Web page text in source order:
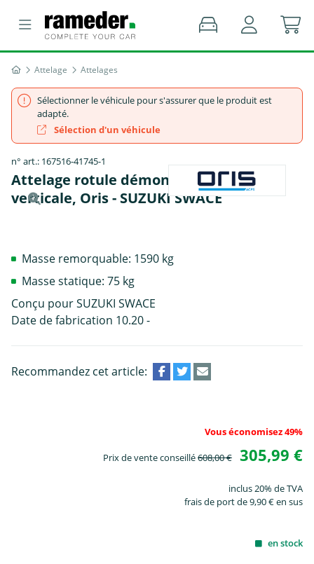
Attelage Attelages
Sélectionner le véhicule pour s'assurer que le produit est
adapté.
Sélection d'un véhicule
n° art.: 167516-41745-1
Attelage rotule démontable sans outil
verticale, Oris - SUZUKI SWACE
Masse remorquable: 1590 kg
Masse statique: 75 kg
Conçu pour SUZUKI SWACE
Date de fabrication 10.20 -
Recommandez cet article:
Vous économisez 49%
Prix de vente conseillé608,00 € 305,99 €
inclus 20% de TVA
frais de port de 9,90 € en sus
en stock